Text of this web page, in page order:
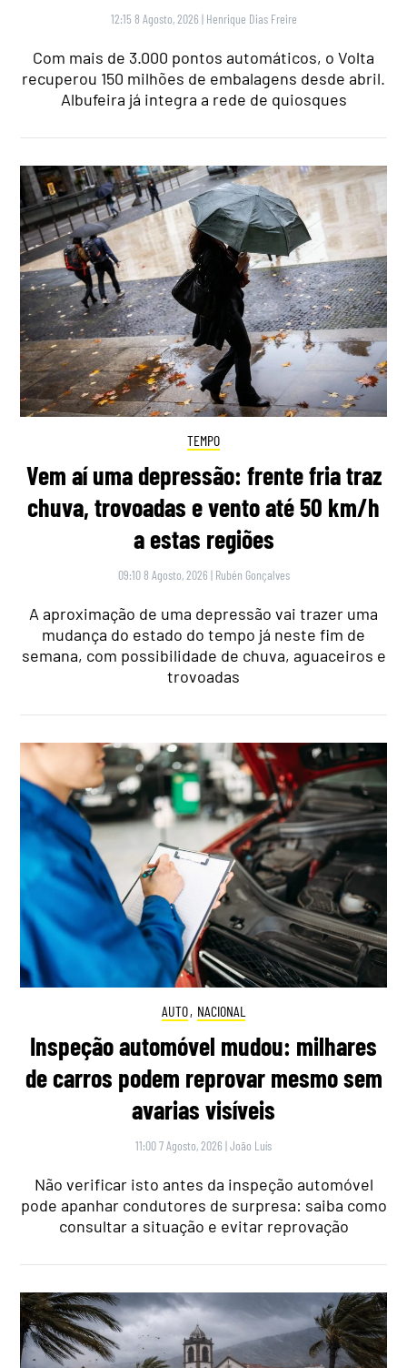
12:15 8 Agosto, 2026 | Henrique Dias Freire
Com mais de 3.000 pontos automáticos, o Volta
recuperou 150 milhões de embalagens desde abril.
Albufeira já integra a rede de quiosques
TEMPO
Vem aí uma depressão: frente fria traz
chuva, trovoadas e vento até 50 km/h
a estas regiões
09:10 8 Agosto, 2026 | Rubén Gonçalves
A aproximação de uma depressão vai trazer uma
mudança do estado do tempo já neste fim de
semana, com possibilidade de chuva, aguaceiros e
trovoadas
AUTO, NACIONAL
Inspeção automóvel mudou: milhares
de carros podem reprovar mesmo sem
avarias visíveis
11:00 7 Agosto, 2026 |João Luís
Não verificar isto antes da inspeção automóvel
pode apanhar condutores de surpresa: saiba como
consultar a situação e evitar reprovação